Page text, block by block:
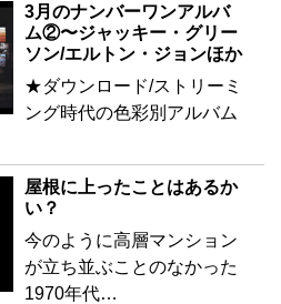
3月のナンバーワンアルバ
ム②〜ジャッキー・グリー
ソン/エルトン・ジョンほか
★ダウンロード/ストリーミ
ング時代の色彩別アルバム
屋根に上ったことはあるか
い？
今のように高層マンション
が立ち並ぶことのなかった
1970年代…